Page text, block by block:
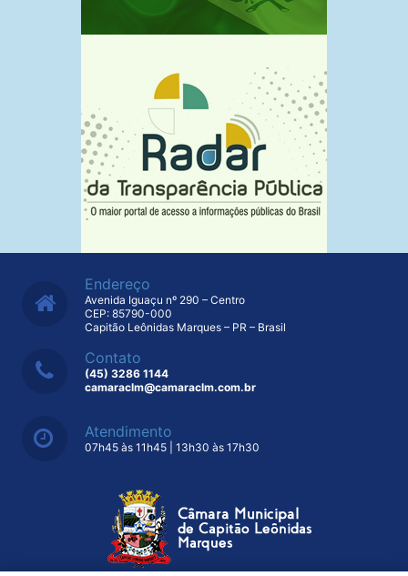
Endereço
Avenida Iguaçu nº 290 – Centro
CEP: 85790-000
Capitão Leônidas Marques – PR – Brasil
Contato
(45) 3286 1144
camaraclm@camaraclm.com.br
Atendimento
07h45 às 11h45 | 13h30 às 17h30